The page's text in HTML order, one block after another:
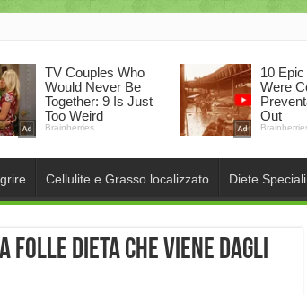
Cellulite e Grasso localizzato Diete Speciali
folle dieta che viene dagli